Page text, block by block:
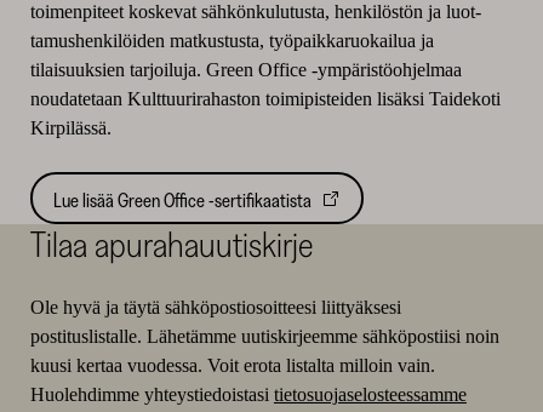
toimenpiteet koskevat sähkönkulutusta, henkilöstön ja luot­
tamushenkilöiden matkustusta, työ­paikkaruokailua ja
tilaisuuksien tar­joiluja. Green Office -ympäristöohjelmaa
noudatetaan Kulttuurirahaston toimipisteiden lisäksi Taidekoti
Kirpilässä.
Lue lisää Green Office -sertifikaatista
Tilaa apurahauutiskirje
Ole hyvä ja täytä sähköpostiosoitteesi liittyäksesi
postituslistalle. Lähetämme uutiskirjeemme sähköpostiisi noin
kuusi kertaa vuodessa. Voit erota listalta milloin vain.
Huolehdimme yhteystiedoistasi tietosuojaselosteessamme